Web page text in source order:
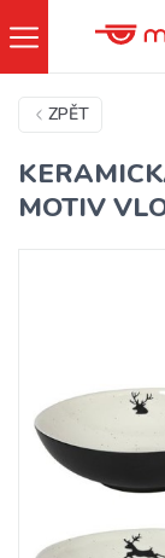
ZPĚT
MOTIV